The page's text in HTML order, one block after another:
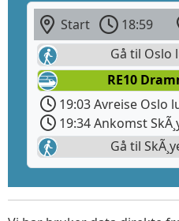
Start 18:59
Gå til Oslo
RE10
19:03 Avreise Oslo
19:34 Ankomst
Gå til